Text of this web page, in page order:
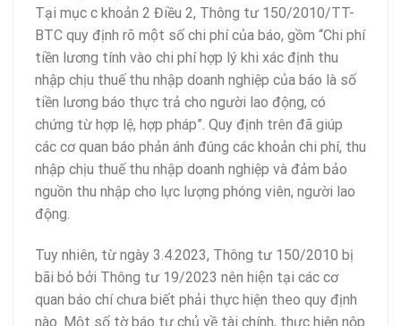
Tại mục c khoản 2 Điều 2, Thông tư 150/2010/TT-
BTC quy định rõ một số chi phí của báo, gồm “Chi phí
tiền lương tính vào chi phí hợp lý khi xác định thu
nhập chịu thuế thu nhập doanh nghiệp của báo là số
tiền lương báo thực trả cho người lao động, có
chứng từ hợp lệ, hợp pháp”. Quy định trên đã giúp
các cơ quan báo phản ánh đúng các khoản chi phí, thu
nhập chịu thuế thu nhập doanh nghiệp và đảm bảo
nguồn thu nhập cho lực lượng phóng viên, người lao
động.
Tuy nhiên, từ ngày 3.4.2023, Thông tư 150/2010 bị
bãi bỏ bởi Thông tư 19/2023 nên hiện tại các cơ
quan báo chí chưa biết phải thực hiện theo quy định
nào. Một số tờ báo tự chủ về tài chính, thực hiện nộp